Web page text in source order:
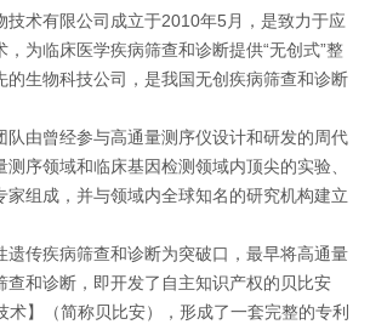
术有限公司成立于2010年5月，是致力于应
，为临床医学疾病筛查和诊断提供“无创式”整
的生物科技公司，是我国无创疾病筛查和诊断
由曾经参与高通量测序仪设计和研发的周代
序领域和临床基因检测领域内顶尖的实验、
家组成，并与领域内全球知名的研究机构建立
传疾病筛查和诊断为突破口，最早将高通量
查和诊断，即开发了自主知识产权的贝比安
术】（简称贝比安），形成了一套完整的专利